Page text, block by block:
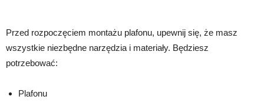
Przed rozpoczęciem montażu plafonu, upewnij się, że masz
wszystkie niezbędne narzędzia i materiały. Będziesz
potrzebować:
Plafonu